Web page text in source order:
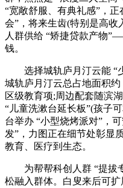
“宽敞舒服、有典礼感”，
会”，将来生齿(特别是高收
人群供给 “矫捷贷款产物
钱。
选择城轨庐月汀云能 “少
城轨庐月汀云总占地面积
区级教育项;周边配套随滨
“儿童洗漱台延长板”(孩子
台举办 “小型烧烤派对”，
发”，力图正在细节处彰显
教育、医疗到生态。
为帮帮科创人群 “提拔
松融入群体。白叟来后可